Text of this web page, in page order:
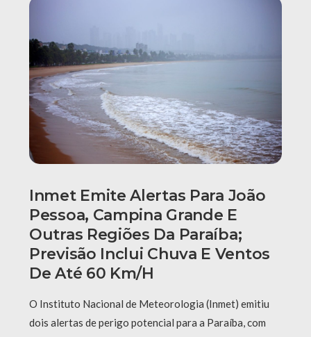
Inmet Emite Alertas Para João
Pessoa, Campina Grande E
Outras Regiões Da Paraíba;
Previsão Inclui Chuva E Ventos
De Até 60 Km/h
O Instituto Nacional de Meteorologia (Inmet) emitiu
dois alertas de perigo potencial para a Paraíba, com